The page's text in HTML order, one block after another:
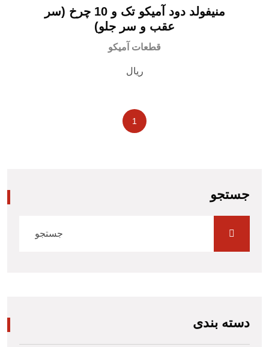
امتیاز 5.00
امتیازامتیاز
مشتریان
منیفولد دود آمیکو تک و 10 چرخ (سر
عقب و سر جلو)
قطعات آمیکو
ریال
1
جستجو
دسته بندی